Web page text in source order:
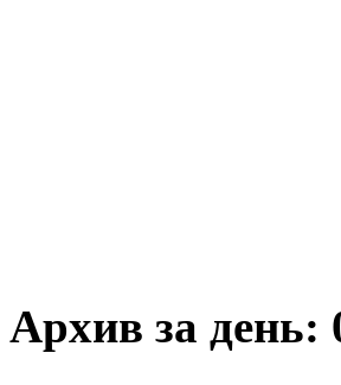
Архив за день: